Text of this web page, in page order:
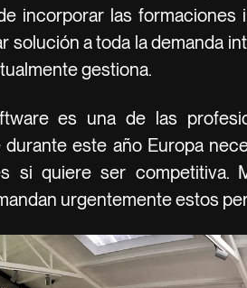
incorporar las formaciones
solución a toda la demanda
gestiona.
es una de las
durante este año Europa
si quiere ser competitiva.
urgentemente estos